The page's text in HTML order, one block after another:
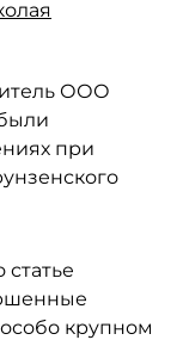
ООО
при
крупном